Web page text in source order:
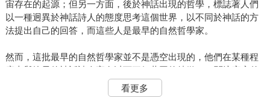
宙存在的起源；但另一方面，後於神話出現的哲學，標誌著人們
以一種迥異於神話詩人的態度思考這個世界，以不同於神話的方
法提出自己的回答，而這些人是最早的自然哲學家。
然而，這批最早的自然哲學家並不是憑空出現的，他們在某種程
開端、結構與運作的原理；2. 認為宇宙是有秩序的，且能被人所
理解；3. 宇宙是由神所引導。詩人欲藉由一套一連串前後一致的
看更多